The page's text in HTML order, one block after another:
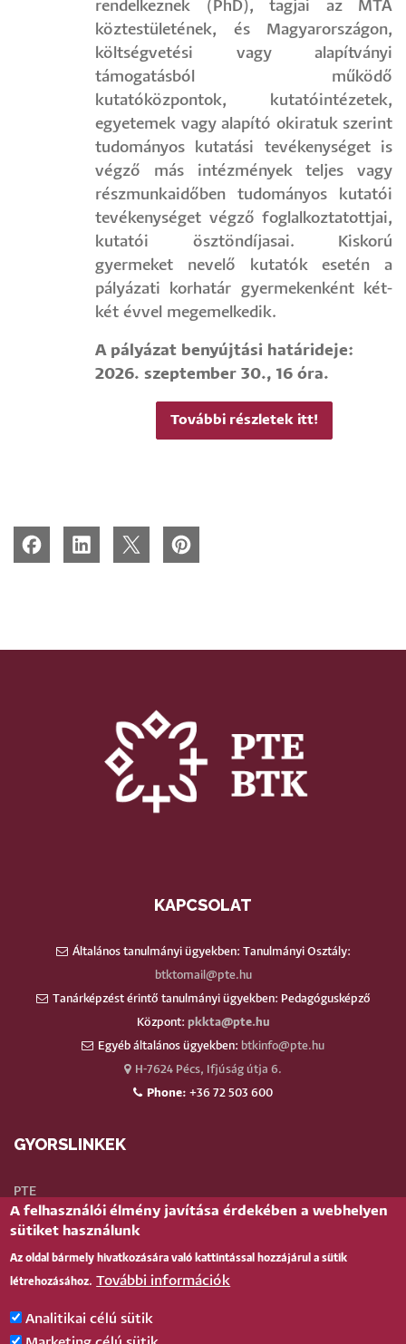
rendelkeznek (PhD), tagjai az MTA
köztestületének, és Magyarországon,
költségvetési vagy alapítványi
támogatásból működő
kutatóközpontok, kutatóintézetek,
egyetemek vagy alapító okiratuk szerint
tudományos kutatási tevékenységet is
végző más intézmények teljes vagy
részmunkaidőben tudományos kutatói
tevékenységet végző foglalkoztatottjai,
kutatói ösztöndíjasai. Kiskorú
gyermeket nevelő kutatók esetén a
pályázati korhatár gyermekenként két-
két évvel megemelkedik.
A pályázat benyújtási határideje:
2026. szeptember 30., 16 óra.
További részletek itt!
KAPCSOLAT
Általános tanulmányi ügyekben: Tanulmányi Osztály:
btktomail@pte.hu
Tanárképzést érintő tanulmányi ügyekben: Pedagógusképző
Központ: pkkta@pte.hu
Egyéb általános ügyekben: btkinfo@pte.hu
H-7624 Pécs, Ifjúság útja 6.
Phone: +36 72 503 600
GYORSLINKEK
PTE
Neptun
Telefonkönyv
Teams
TÉR(oktatói)
Bejelentkezés
A felhasználói élmény javítása érdekében a webhelyen
sütiket használunk
Az oldal bármely hivatkozására való kattintással hozzájárul a sütik
létrehozásához. További információk
Analitikai célú sütik